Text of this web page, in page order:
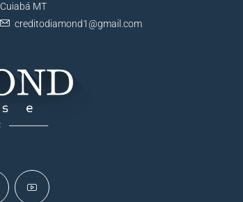
Cuiabá MT
creditodiamond1@gmail.com